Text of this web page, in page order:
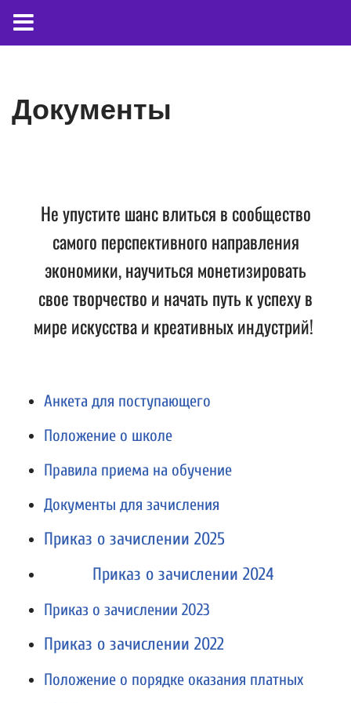
к
содержимому
Документы
Не упустите шанс влиться в сообщество
самого перспективного направления
экономики, научиться монетизировать
свое творчество и начать путь к успеху в
мире искусства и креативных индустрий!
Анкета для поступающего
Положение о школе
Правила приема на обучение
Документы для зачисления
Приказ о зачислении 2025
Приказ о зачислении 2024
Приказ о зачислении 2023
Приказ о зачислении 2022
Положение о порядке оказания платных